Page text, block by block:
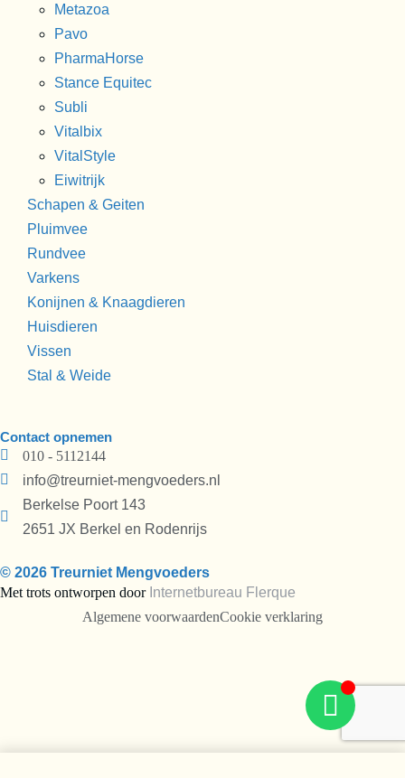
Metazoa
Pavo
PharmaHorse
Stance Equitec
Subli
Vitalbix
VitalStyle
Eiwitrijk
Schapen & Geiten
Pluimvee
Rundvee
Varkens
Konijnen & Knaagdieren
Huisdieren
Vissen
Stal & Weide
Contact opnemen
010 - 5112144
info@treurniet-mengvoeders.nl
Berkelse Poort 143
2651 JX Berkel en Rodenrijs
© 2026 Treurniet Mengvoeders
Met trots ontworpen door Internetbureau Flerque
Algemene voorwaardenCookie verklaring